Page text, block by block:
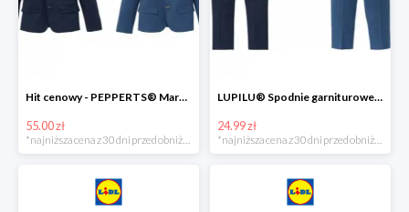
Hit cenowy - PEPPERTS® Marynarka młodzieżowa
55.00 zł
*najniższa cena z 30 dni przed obniżką
LUPILU® Spodnie garniturowe chłopięce
24.99 zł
*najniższa cena z 30 dni przed obniżką